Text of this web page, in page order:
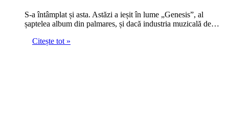
S-a întâmplat și asta. Astăzi a ieșit în lume „Genesis”, al
șaptelea album din palmares, și dacă industria muzicală de…
Citește tot »